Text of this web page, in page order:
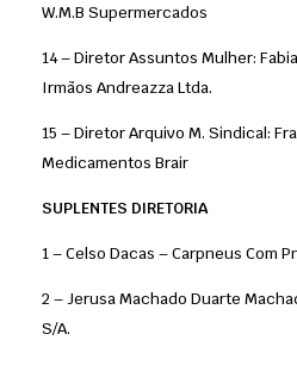
W.M.B Supermercados
14 – Diretor Assuntos Mulher:
Irmãos Andreazza
15 – Diretor Arquivo M. Sindical:
Medicamentos
SUPLENTES
1 – Celso Dacas –
2 – Jerusa Machado Duarte
S/A.